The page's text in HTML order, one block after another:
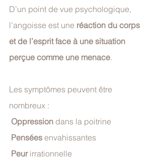
D’un point de vue psychologique,
l’angoisse est une réaction du corps
et de l’esprit face à une situation
perçue comme une menace.
Les symptômes peuvent être
nombreux :
Oppression dans la poitrine
Pensées envahissantes
Peur irrationnelle